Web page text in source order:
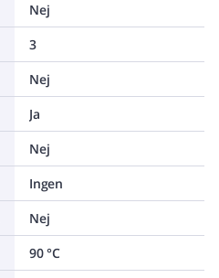
Nej
3
Nej
Ja
Nej
Ingen
Nej
90 °C